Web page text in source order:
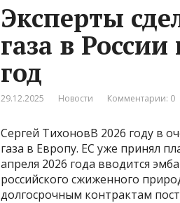
Эксперты
газа в
год
29.12.2025 Новости Комментарии: 0
Сергей ТихоновВ 2026 году в
газа в Европу. ЕС уже принял
апреля 2026 года вводится
российского сжиженного
долгосрочным контрактам